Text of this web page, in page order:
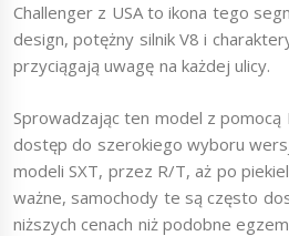
Challenger z USA to ikona tego
design, potężny silnik V8 i
przyciągają uwagę na każdej ulicy.
Sprowadzając ten model z
dostęp do szerokiego wyboru
modeli SXT, przez R/T, aż po
ważne, samochody te są często
niższych cenach niż podobne